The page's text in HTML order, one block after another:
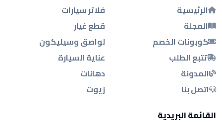
الرئيسية
المجلة
كوبونات الخصم
تتبع الطلب
المدونة
اتصل بنا
فلاتر سيارات
قطع غيار
لواصق وسيليكون
عناية السيارة
دهانات
زيوت
القائمة البريدية